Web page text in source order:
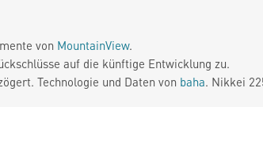
von MountainView.
auf die künftige Entwicklung zu.
Technologie und Daten von baha. Nikkei